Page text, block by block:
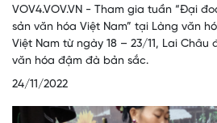
VOV4.VOV.VN - Tham gia tuần “Đại
sản văn hóa Việt Nam” tại Làng văn
Việt Nam từ ngày 18 – 23/11, Lai
văn hóa đậm đà bản sắc.
24/11/2022